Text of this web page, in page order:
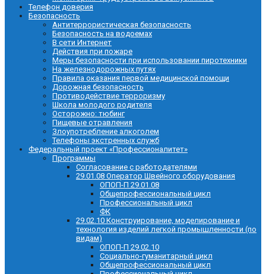
Телефон доверия
Безопасность
Антитеррористическая безопасность
Безопасность на водоемах
В сети Интернет
Действия при пожаре
Меры безопасности при использовании пиротехники
На железнодорожных путях
Правила оказания первой медицинской помощи
Дорожная безопасность
Противодействие терроризму
Школа молодого родителя
Осторожно: тюбинг
Пищевые отравления
Злоупотребление алкоголем
Телефоны экстренных служб
Федеральный проект «Профессионалитет»
Программы
Согласование с работодателями
29.01.08 Оператор Швейного оборудования
ОПОП-П 29.01.08
Общепрофессиональный цикл
Профессиональный цикл
ФК
29.02.10 Конструирование, моделирование и
технология изделий легкой промышленности (по
видам)
ОПОП-П 29.02.10
Социально-гуманитарный цикл
Общепрофессиональный цикл